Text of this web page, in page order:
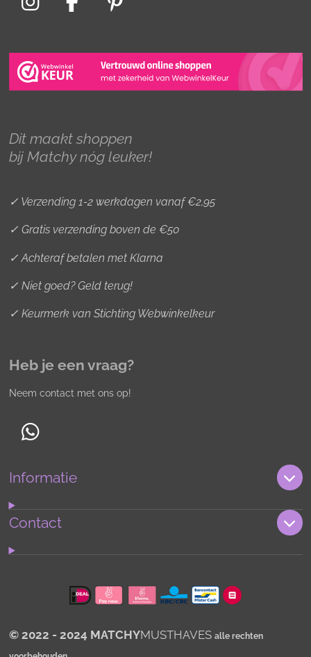
I
s
t
a
r
a
F
c
e
b
o
k
P
n
t
e
e
s
Dit maakt shoppen
bij Matchy nóg leuker!
✓ Verzending 1-2 werkdagen vanaf €2,95
✓ Gratis verzending boven de €50
✓ Achteraf betalen met Klarna
✓ Niet goed? Geld terug!
✓ Keurmerk van Stichting Webwinkelkeur
Heb je een vraag?
Neem contact met ons op!
W
a
s
Informatie
Contact
© 2022 - 2024 MATCHYMUSTHAVES alle rechten